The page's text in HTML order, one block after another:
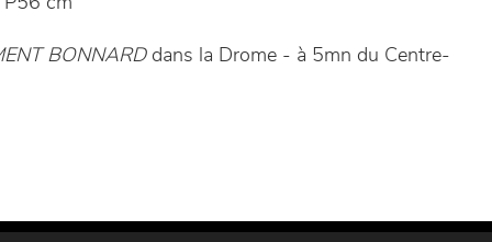
BONNARDdans la Drome - à 5mn du Centre-